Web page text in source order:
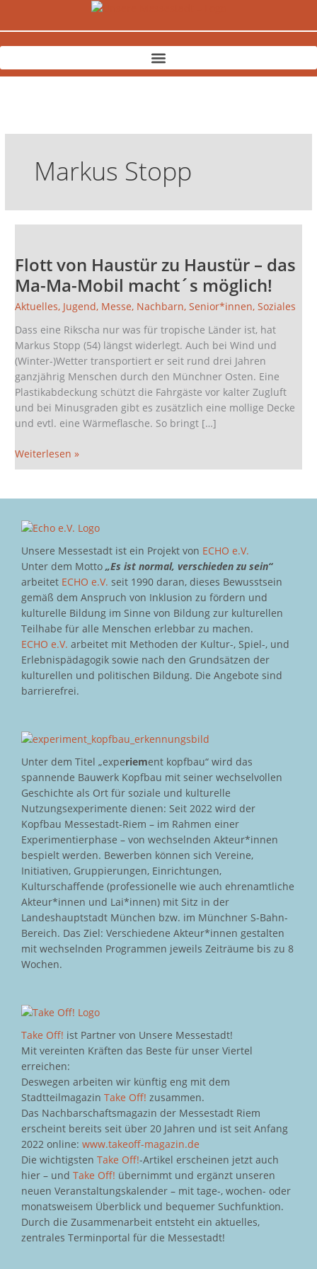
Markus Stopp
Flott von Haustür zu Haustür – das
Ma-Ma-Mobil macht´s möglich!
Aktuelles, Jugend, Messe, Nachbarn,Senior*innen,Soziales
Dass eine Rikscha nur was für tropische Länder ist, hat
Markus Stopp (54) längst widerlegt. Auch bei Wind und
(Winter-)Wetter transportiert er seit rund drei Jahren
ganzjährig Menschen durch den Münchner Osten. Eine
Plastikabdeckung schützt die Fahrgäste vor kalter Zugluft
und bei Minusgraden gibt es zusätzlich eine mollige Decke
und evtl. eine Wärmeflasche. So bringt […]
Haustür
zu
Haustür
–
das
Ma-
Ma-
Mobil
macht
´s
möglich!
Weiterlesen »
Unsere Messestadt ist ein Projekt von ECHO e.V.
Unter dem Motto „Es ist normal, verschieden zu sein“
arbeitet ECHO e.V. seit 1990 daran, dieses Bewusstsein
gemäß dem Anspruch von Inklusion zu fördern und
kulturelle Bildung im Sinne von Bildung zur kulturellen
Teilhabe für alle Menschen erlebbar zu machen.
ECHO e.V. arbeitet mit Methoden der Kultur-, Spiel-, und
Erlebnispädagogik sowie nach den Grundsätzen der
kulturellen und politischen Bildung. Die Angebote sind
barrierefrei.
Unter dem Titel „experiement kopfbau“ wird das
spannende Bauwerk Kopfbau mit seiner wechselvollen
Geschichte als Ort für soziale und kulturelle
Nutzungsexperimente dienen: Seit 2022 wird der
Kopfbau Messestadt-Riem – im Rahmen einer
Experimentierphase – von wechselnden Akteur*innen
bespielt werden. Bewerben können sich Vereine,
Initiativen, Gruppierungen, Einrichtungen,
Kulturschaffende (professionelle wie auch ehrenamtliche
Akteur*innen und Lai*innen) mit Sitz in der
Landeshauptstadt München bzw. im Münchner S-Bahn-
Bereich. Das Ziel: Verschiedene Akteur*innen gestalten
mit wechselnden Programmen jeweils Zeiträume bis zu 8
Wochen.
Take Off! ist Partner von Unsere Messestadt!
Mit vereinten Kräften das Beste für unser Viertel
erreichen:
Deswegen arbeiten wir künftig eng mit dem
Stadtteilmagazin Take Off! zusammen.
Das Nachbarschaftsmagazin der Messestadt Riem
erscheint bereits seit über 20 Jahren und ist seit Anfang
2022 online: www.takeoff-magazin.de
Die wichtigsten Take Off!-Artikel erscheinen jetzt auch
hier – und Take Off! übernimmt und ergänzt unseren
neuen Veranstaltungskalender – mit tage-, wochen- oder
monatsweisem Überblick und bequemer Suchfunktion.
Durch die Zusammenarbeit entsteht ein aktuelles,
zentrales Terminportal für die Messestadt!